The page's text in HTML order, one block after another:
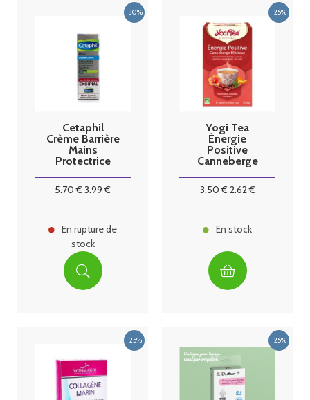
Cetaphil
Crème Barrière
Mains
Protectrice
5.70€3.99 €
En rupture de
stock
Yogi Tea
Énergie
Positive
Canneberge
3.50€2.62€
En stock